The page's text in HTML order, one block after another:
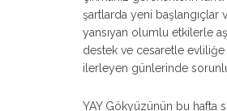
şartlarda yeni başlangıçlar
yansıyan olumlu etkilerle
destek ve cesaretle evliliğe
ilerleyen günlerinde
YAY Gökyüzünün bu hafta